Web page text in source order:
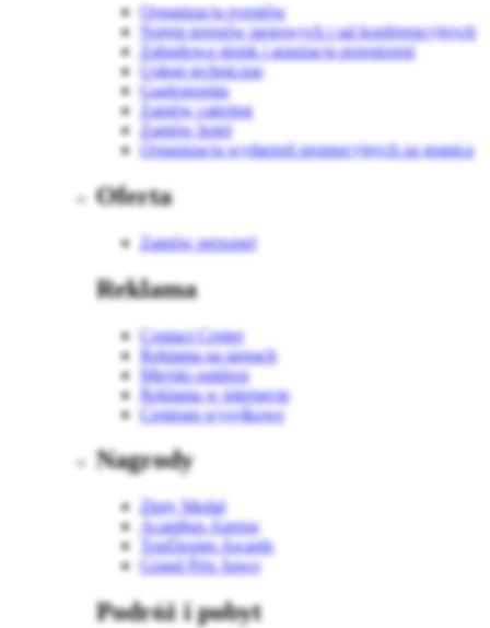
Organizacja eventów
Najem terenów targowych i sal konferencyjnych
Zabudowa stoisk i aranżacja przestrzeni
Usługi techniczne
Gastronomia
Zamów catering
Zamów hotel
Organizacja wydarzeń promocyjnych za granicą
Oferta
Zamów personel
Reklama
Contact Center
Reklama na targach
Miejski outdoor
Reklama w internecie
Centrum wysyłkowe
Nagrody
Złoty Medal
Acanthus Aureus
TopDesign Awards
Grand Prix Sawo
Podróż i pobyt